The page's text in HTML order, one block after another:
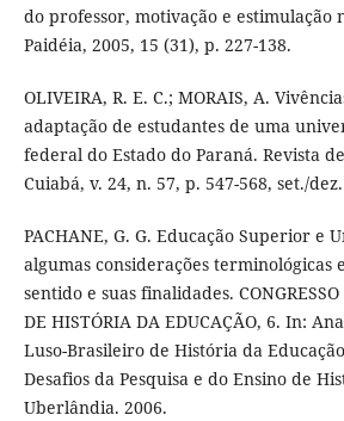
do professor, motivação e estimulação
Paidéia, 2005, 15 (31), p. 227-138.
OLIVEIRA, R. E. C.; MORAIS, A.
adaptação de estudantes de uma
federal do Estado do Paraná. Revista
Cuiabá, v. 24, n. 57, p. 547-568, set./
PACHANE, G. G. Educação Superior e
algumas considerações terminológicas
sentido e suas finalidades. CONGRESSO
DE HISTÓRIA DA EDUCAÇÃO, 6. In:
Luso-Brasileiro de História da
Desafios da Pesquisa e do Ensino de
Uberlândia. 2006.